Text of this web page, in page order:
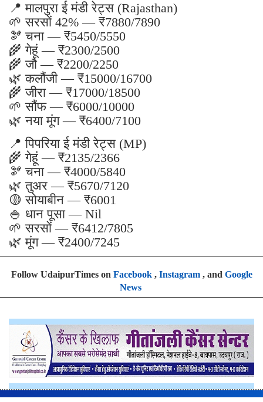
📍 मालपुरा ई मंडी रेट्स (Rajasthan)
🌱 सरसों 42% — ₹7880/7890
🫘 चना — ₹5450/5550
🌾 गेहूं — ₹2300/2500
🌾 जौ — ₹2200/2250
🌿 कलौंजी — ₹15000/16700
🌾 जीरा — ₹17000/18500
🌱 सौंफ — ₹6000/10000
🌿 नया मूंग — ₹6400/7100
📍 पिपरिया ई मंडी रेट्स (MP)
🌾 गेहूं — ₹2135/2366
🫘 चना — ₹4000/5840
🌿 तुअर — ₹5670/7120
🟡 सोयाबीन — ₹6001
🍚 धान पूसा — Nil
🌱 सरसों — ₹6412/7805
🌿 मूंग — ₹2400/7245
Follow UdaipurTimes on Facebook, Instagram, and Google
News